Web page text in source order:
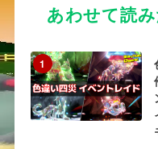
あわせて読
1